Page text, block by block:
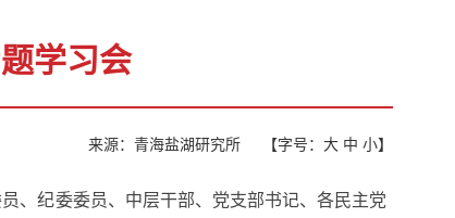
学习会
来源：青海盐湖研究所 【字号： 大 中 小】
、纪委委员、中层干部、党支部书记、各民主党